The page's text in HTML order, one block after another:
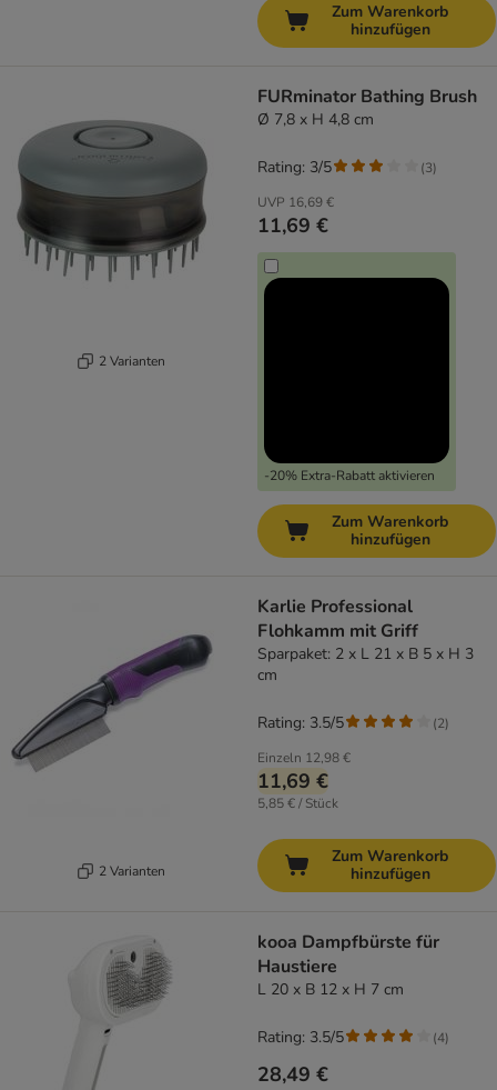
Zum Warenkorb
hinzufügen
2 Varianten
FURminator Bathing Brush
Ø 7,8 x H 4,8 cm
UVP 16,69 €
11,69 €
-20% Extra-Rabatt aktivieren
Rating: 3/5 (3)
Zum Warenkorb
hinzufügen
2 Varianten
Karlie Professional
Flohkamm mit Griff
Sparpaket: 2 x L 21 x B 5 x H 3
cm
Einzeln 12,98 €
11,69 €
5,85 € / Stück
Rating: 3.5/5 (2)
Zum Warenkorb
hinzufügen
kooa Dampfbürste für
Haustiere
L 20 x B 12 x H 7 cm
28,49 €
Rating: 3.5/5 (4)